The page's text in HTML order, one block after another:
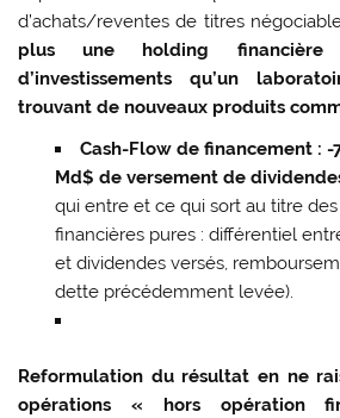
d’achats/reventes de titres
plusune holding
d’investissements qu’un
trouvant de nouveaux produits
Cash-Flow de financement : -
Md$ de versement de
qui entre et ce qui sort au titre
financières pures : différentiel
et dividendes versés,
dette précédemment levée).
Reformulation du résultat en ne
opérations « hors opération